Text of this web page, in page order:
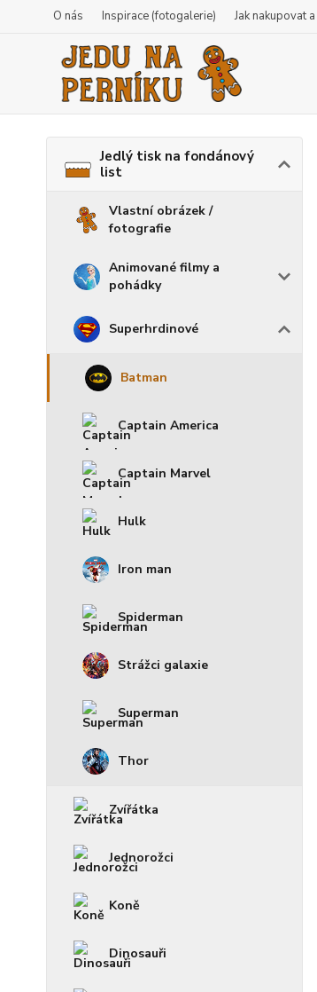
O nás Inspirace (fotogalerie) Jak nakupovat
Jedlý tisk na fondánový
list
Vlastní obrázek /
fotografie
Animované filmy a
pohádky
Superhrdinové
Batman
Captain America
Captain Marvel
Hulk
Iron man
Spiderman
Strážci galaxie
Superman
Thor
Zvířátka
Jednorožci
Koně
Dinosauři